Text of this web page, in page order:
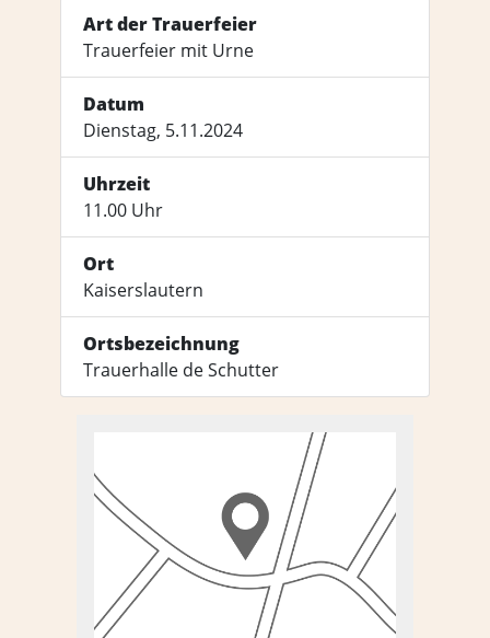
Art der Trauerfeier
Trauerfeier mit Urne
Datum
Dienstag, 5.11.2024
Uhrzeit
11.00 Uhr
Ort
Kaiserslautern
Ortsbezeichnung
Trauerhalle de Schutter